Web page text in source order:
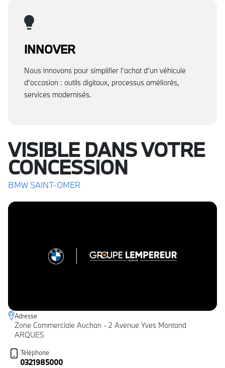
INNOVER
Nous innovons pour simplifier l’achat d’un véhicule
d’occasion : outils digitaux, processus améliorés,
services modernisés.
VISIBLE DANS VOTRE
CONCESSION
BMW SAINT-OMER
Adresse
Zone Commerciale Auchan - 2 Avenue Yves Montand
ARQUES
Téléphone
0321985000